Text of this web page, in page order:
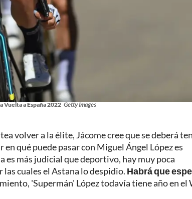
Vuelta a España 2022 Getty Images
volver a la élite, Jácome cree que se deberá
qué puede pasar con Miguel Ángel López es
es más judicial que deportivo, hay muy poca
cuales el Astana lo despidio. Habrá que
'Supermán' López todavía tiene año en el